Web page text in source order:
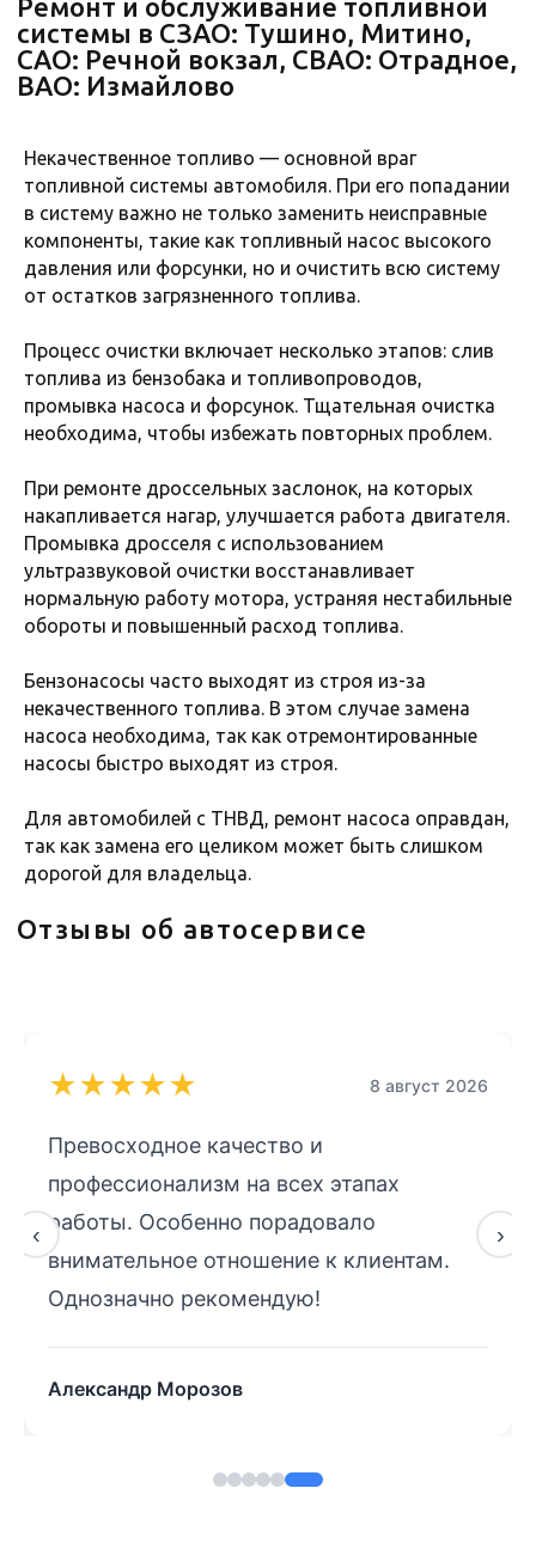
Некачественное топливо — основной враг
топливной системы автомобиля. При его попадании
в систему важно не только заменить неисправные
компоненты, такие как топливный насос высокого
давления или форсунки, но и очистить всю систему
от остатков загрязненного топлива.
Процесс очистки включает несколько этапов: слив
топлива из бензобака и топливопроводов,
промывка насоса и форсунок. Тщательная очистка
необходима, чтобы избежать повторных проблем.
При ремонте дроссельных заслонок, на которых
накапливается нагар, улучшается работа двигателя.
Промывка дросселя с использованием
ультразвуковой очистки восстанавливает
нормальную работу мотора, устраняя нестабильные
обороты и повышенный расход топлива.
Бензонасосы часто выходят из строя из-за
некачественного топлива. В этом случае замена
насоса необходима, так как отремонтированные
насосы быстро выходят из строя.
Для автомобилей с ТНВД, ремонт насоса оправдан,
так как замена его целиком может быть слишком
дорогой для владельца.
‹
★★★★★ 8 август 2026
Превосходное качество и
профессионализм на всех этапах
работы. Особенно порадовало
внимательное отношение к клиентам.
Однозначно рекомендую!
Александр Морозов
›
ОСТАВЬТЕ ЗАЯВКУ
и стоимости, запишем на удобное
для вас время
Я даю согласие на обработку
персональных данных в соответствии с
политикой конфиденциальности